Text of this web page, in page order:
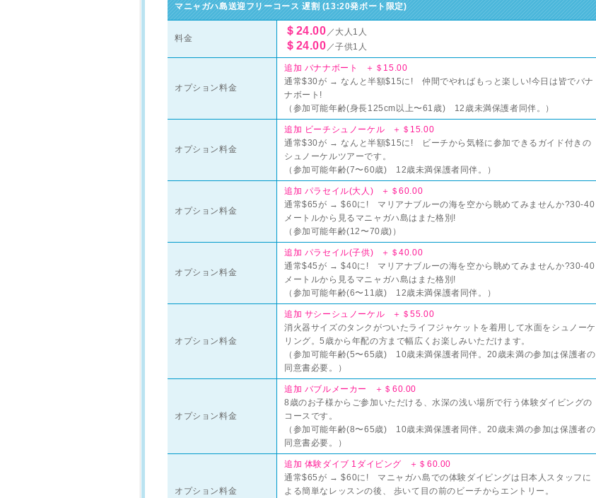
マニャガハ島送迎フリーコース 遅割 (13:20発ボート限定)
料金
＄24.00 ／大人1人
＄24.00 ／子供1人
オプション料金
追加 バナナボート ＋＄15.00
通常$30が → なんと半額$15に! 仲間でやればもっと楽しい!今日は皆でバナ
ナボート!
（参加可能年齢(身長125cm以上〜61歳) 12歳未満保護者同伴。）
オプション料金
追加 ビーチシュノーケル ＋＄15.00
通常$30が → なんと半額$15に! ビーチから気軽に参加できるガイド付きの
シュノーケルツアーです。
（参加可能年齢(7〜60歳) 12歳未満保護者同伴。）
オプション料金
追加 パラセイル(大人) ＋＄60.00
通常$65が → $60に! マリアナブルーの海を空から眺めてみませんか?30-40
メートルから見るマニャガハ島はまた格別!
（参加可能年齢(12〜70歳)）
オプション料金
追加 パラセイル(子供) ＋＄40.00
通常$45が → $40に! マリアナブルーの海を空から眺めてみませんか?30-40
メートルから見るマニャガハ島はまた格別!
（参加可能年齢(6〜11歳) 12歳未満保護者同伴。）
オプション料金
追加 サシーシュノーケル ＋＄55.00
消火器サイズのタンクがついたライフジャケットを着用して水面をシュノーケ
リング。5歳から年配の方まで幅広くお楽しみいただけます。
（参加可能年齢(5〜65歳) 10歳未満保護者同伴。20歳未満の参加は保護者の
同意書必要。）
オプション料金
追加 バブルメーカー ＋＄60.00
8歳のお子様からご参加いただける、水深の浅い場所で行う体験ダイビングの
コースです。
（参加可能年齢(8〜65歳) 10歳未満保護者同伴。20歳未満の参加は保護者の
同意書必要。）
オプション料金
追加 体験ダイブ 1ダイビング ＋＄60.00
通常$65が → $60に! マニャガハ島での体験ダイビングは日本人スタッフに
よる簡単なレッスンの後、 歩いて目の前のビーチからエントリー。